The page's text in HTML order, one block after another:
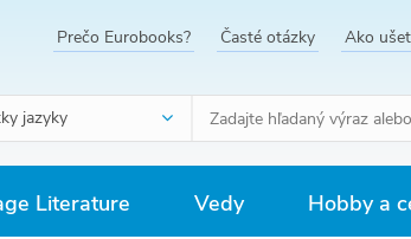
Prečo Eurobooks? Časté otázky Ako
jazyky
Literature Vedy Hobby a